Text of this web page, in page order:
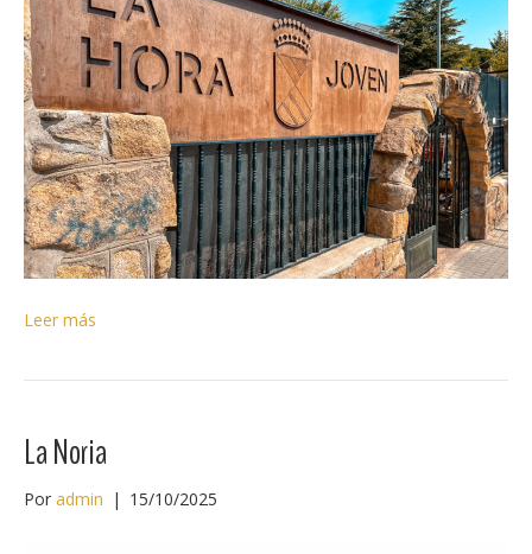
Leer más
La Noria
Por admin | 15/10/2025